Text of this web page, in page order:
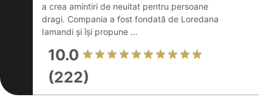
a crea amintiri de neuitat pentru persoane
dragi. Compania a fost fondată de Loredana
Iamandi și își propune ...
10.0
(222)